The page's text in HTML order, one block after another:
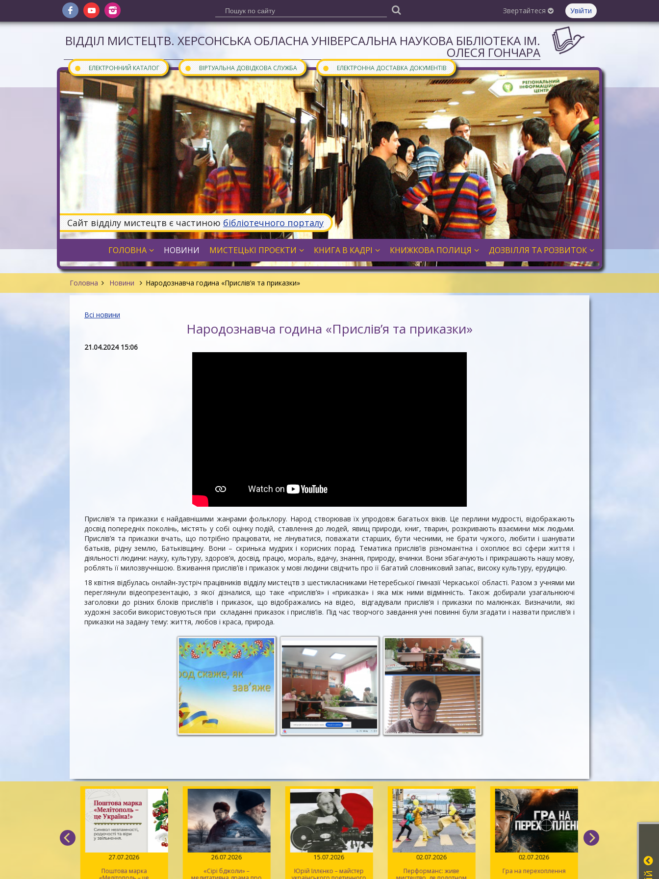
Звертайтеся Увійти
ВІДДІЛ МИСТЕЦТВ. ХЕРСОНСЬКА ОБЛАСНА УНІВЕРСАЛЬНА НАУКОВА БІБЛІОТЕКА ІМ.
ОЛЕСЯ ГОНЧАРА
● ЕЛЕКТРОННИЙ КАТАЛОГ ● ВІРТУАЛЬНА ДОВІДКОВА СЛУЖБА ● ЕЛЕКТРОННА ДОСТАВКА ДОКУМЕНТІВ
Сайт відділу мистецтв є частиною бібліотечного порталу
ГОЛОВНА НОВИНИ МИСТЕЦЬКІ ПРОЄКТИ КНИГА В КАДРІ КНИЖКОВА ПОЛИЦЯ ДОЗВІЛЛЯ ТА РОЗВИТОК
Головна Новини Народознавча година «Прислів’я та приказки»
Всі новини
Народознавча година «Прислів’я та приказки»
21.04.2024 15:06
Прислів’я та приказки є найдавнішими жанрами фольклору. Народ створював їх упродовж багатьох віків. Це перлини мудрості, відображають
досвід попередніх поколінь, містять у собі оцінку подій, ставлення до людей, явищ природи, книг, тварин, розкривають взаємини між людьми.
Прислів’я та приказки вчать, що потрібно працювати, не лінуватися, поважати старших, бути чесними, не брати чужого, любити і шанувати
батьків, рідну землю, Батьківщину. Вони – скринька мудрих і корисних порад. Тематика прислів’їв різноманітна і охоплює всі сфери життя і
діяльності людини: науку, культуру, здоров’я, досвід, працю, мораль, вдачу, знання, природу, вчинки. Вони збагачують і прикрашають нашу мову,
роблять її милозвучнішою. Вживання прислів’їв і приказок у мові людини свідчить про її багатий словниковий запас, високу культуру, ерудицію.
18 квітня відбулась онлайн-зустріч працівників відділу мистецтв з шестикласниками Нетеребської гімназії Черкаської області. Разом з учнями ми
переглянули відеопрезентацію, з якої дізналися, що таке «прислів’я» і «приказка» і яка між ними відмінність. Також добирали узагальнюючі
заголовки до різних блоків прислів’їв і приказок, що відображались на відео, відгадували прислів’я і приказки по малюнках. Визначили, які
художні засоби використовуються при складанні приказок і прислів’їв. Під час творчого завдання учні повинні були згадати і назвати прислів’я і
приказки на задану тему: життя, любов і краса, природа.
27.07.2026
Поштова марка
26.07.2026
«Сірі бджоли» –
15.07.2026
Юрій Іллєнко – майстер
02.07.2026
Перформанс: живе
02.07.2026
Гра на перехоплення
14.06.2026
Іван Миколайчук –